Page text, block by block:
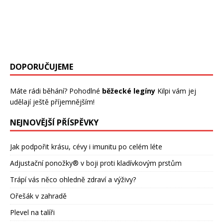
DOPORUČUJEME
Máte rádi běhání? Pohodlné běžecké legíny Kilpi vám jej
udělají ještě příjemnějším!
NEJNOVĚJŠÍ PŘÍSPĚVKY
Jak podpořit krásu, cévy i imunitu po celém léte
Adjustační ponožky® v boji proti kladívkovým prstům
Trápí vás něco ohledně zdraví a výživy?
Ořešák v zahradě
Plevel na talíři